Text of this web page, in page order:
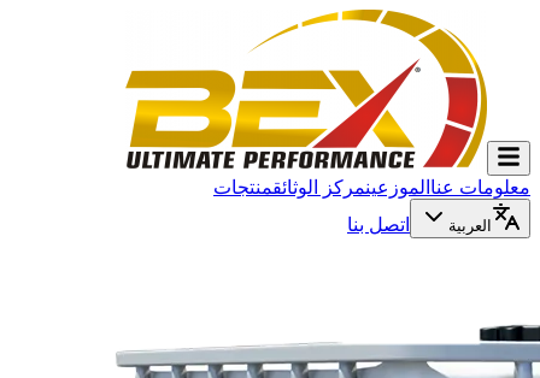
معلومات عنا الموزعينمركز الوثائقمنتجات
العربية اتصل بنا